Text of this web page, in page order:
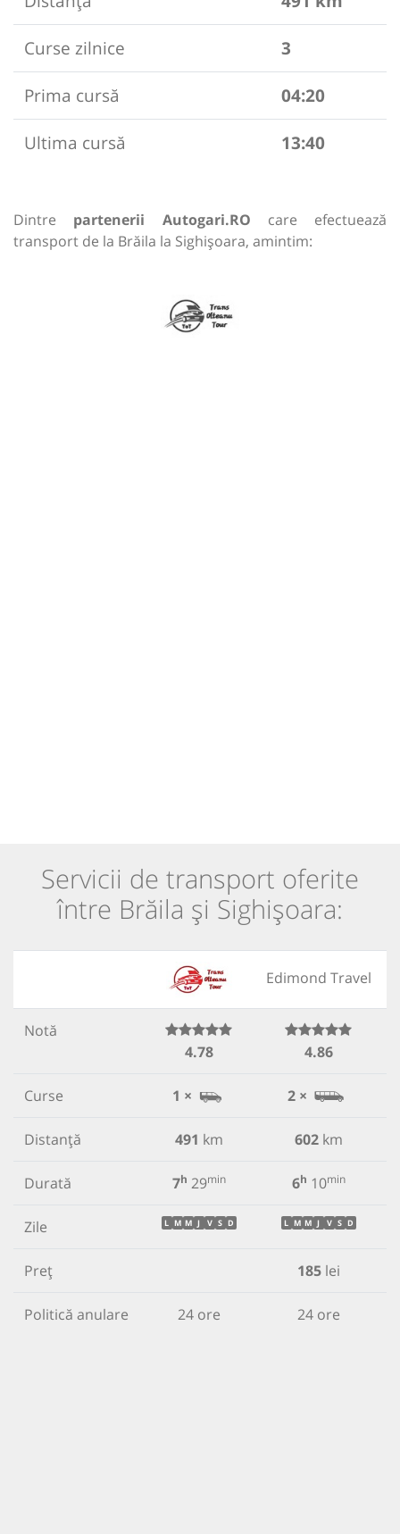
Curse zilnice
3
Prima cursă
04:20
Ultima cursă
13:40
Dintre partenerii Autogari.RO care efectuează
transport de la Brăila la Sighișoara, amintim:
Servicii de transport oferite
între Brăila și Sighișoara:
Edimond Travel
Notă
4.78
4.86
Curse 1 × 2 ×
Distanță 491 km 602km
Durată 7h 29min 6h 10min
Zile L M M J V S D L M M J V S D
Preț 185lei
Politică anulare 24 ore 24 ore